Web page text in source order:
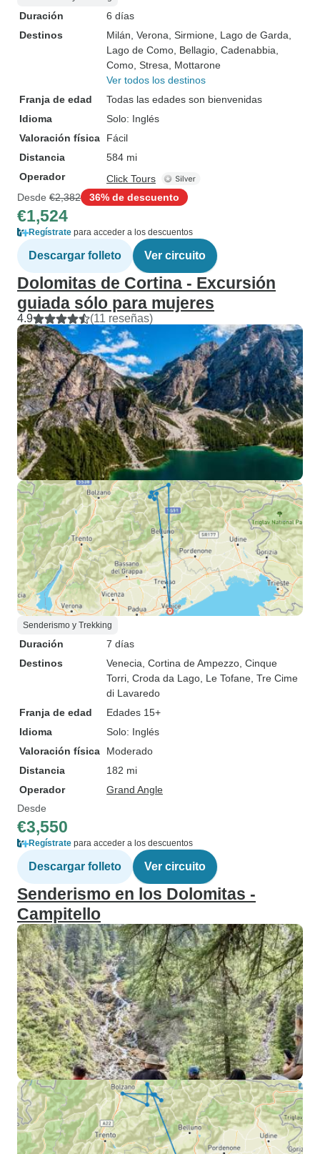
Duración
6 días
Destinos
Milán , Verona , Sirmione , Lago de Garda
Lago de Como , Bellagio , Cadenabbia
Como , Stresa , Mottarone
Ver todos los destinos
Franja de edad
Todas las edades son bienvenidas
Idioma
Solo: Inglés
Valoración física
Fácil
Distancia
584 mi
Operador
Click Tours
Desde €2,382 36% de descuento
€1,524
Regístrate para acceder a los descuentos
Descargar folleto Ver circuito
Dolomitas de Cortina - Excursión
guiada sólo para mujeres
4.9 (11 reseñas)
Senderismo y Trekking
Duración
7 días
Destinos
Venecia , Cortina de Ampezzo , Cinque
Torri , Croda da Lago , Le Tofane , Tre Cime
di Lavaredo
Franja de edad
Edades 15+
Idioma
Solo: Inglés
Valoración física
Moderado
Distancia
182 mi
Operador
Grand Angle
Desde
€3,550
Regístrate para acceder a los descuentos
Descargar folleto Ver circuito
Senderismo en los Dolomitas -
Campitello